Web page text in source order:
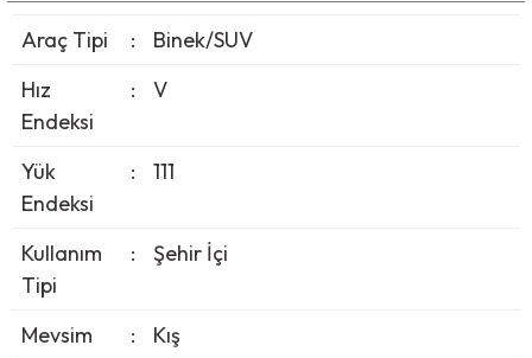
Araç Tipi
:
Binek/SUV
Hız
Endeksi
: V
Yük
Endeksi
: 111
Kullanım
Tipi
: Şehir İçi
Mevsim :
Kış